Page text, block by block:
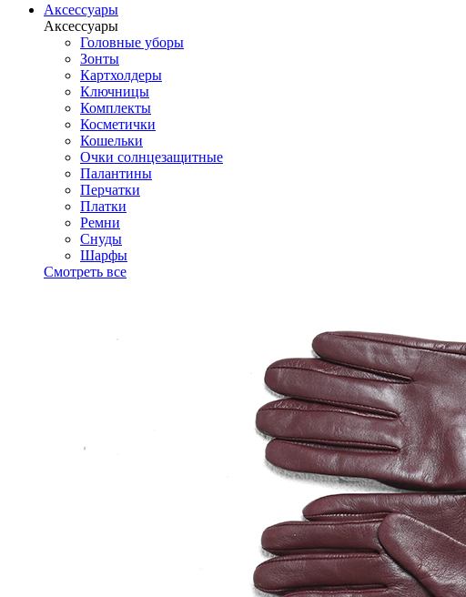
Аксессуары
Аксессуары
Головные уборы
Зонты
Картхолдеры
Ключницы
Комплекты
Косметички
Кошельки
Очки солнцезащитные
Палантины
Перчатки
Платки
Ремни
Снуды
Шарфы
Смотреть все